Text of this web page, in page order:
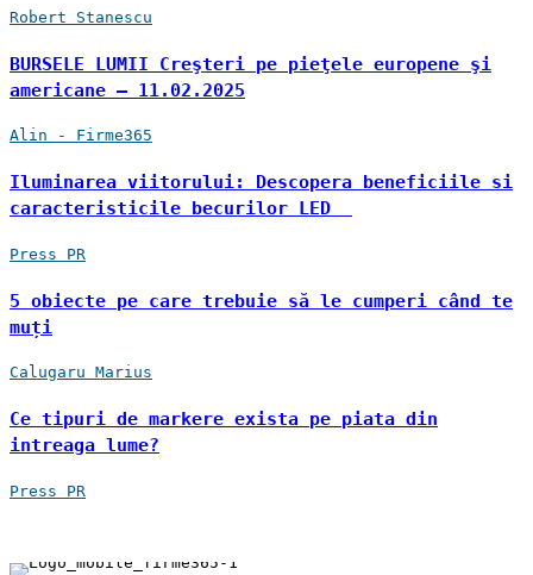
Robert Stanescu
BURSELE LUMII Creşteri pe pieţele europene şi
americane – 11.02.2025
Alin - Firme365
Iluminarea viitorului: Descopera beneficiile si
caracteristicile becurilor LED
Press PR
5 obiecte pe care trebuie să le cumperi când te
muți
Calugaru Marius
Ce tipuri de markere exista pe piata din
intreaga lume?
Press PR